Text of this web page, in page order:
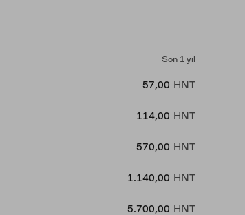
Son 1 yıl
57,00 HNT
114,00 HNT
570,00 HNT
1.140,00 HNT
5.700,00 HNT